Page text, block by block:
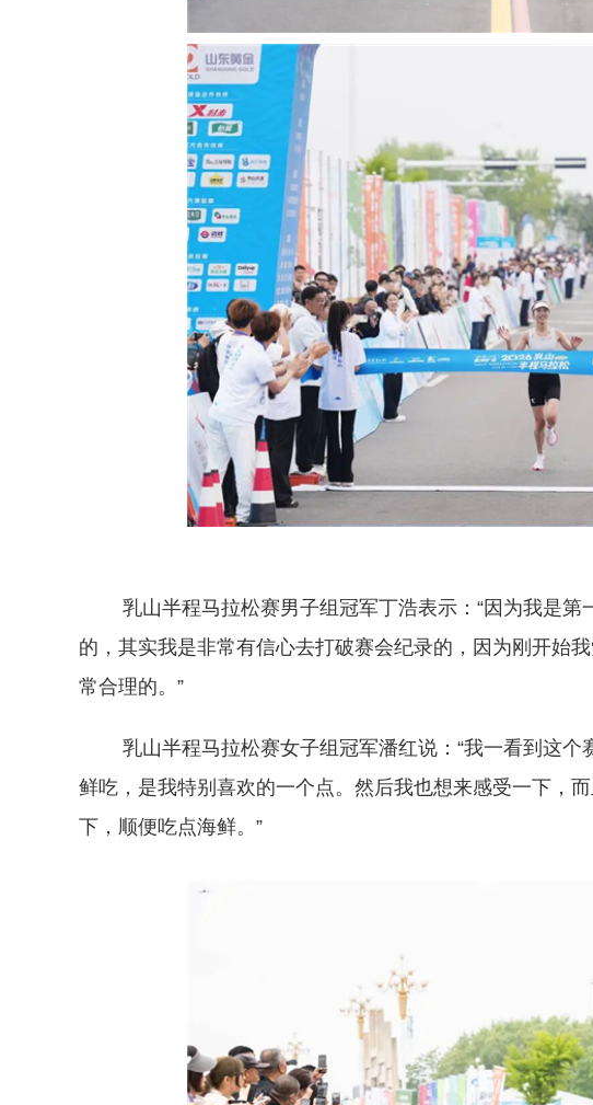
乳山半程马拉松赛男子组冠军丁浩表示：“因为我是第
的，其实我是非常有信心去打破赛会纪录的，因为刚开始
常合理的。”
乳山半程马拉松赛女子组冠军潘红说：“我一看到这个
鲜吃，是我特别喜欢的一个点。然后我也想来感受一下，
下，顺便吃点海鲜。”